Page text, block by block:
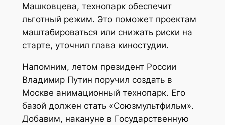
Машковцева, технопарк обеспечит
льготный режим. Это поможет проектам
маштабироваться или снижать риски на
старте, уточнил глава киностудии.
Напомним, летом президент России
Владимир Путин поручил создать в
Москве анимационный технопарк. Его
базой должен стать «Союзмультфильм».
Добавим, накануне в Государственную